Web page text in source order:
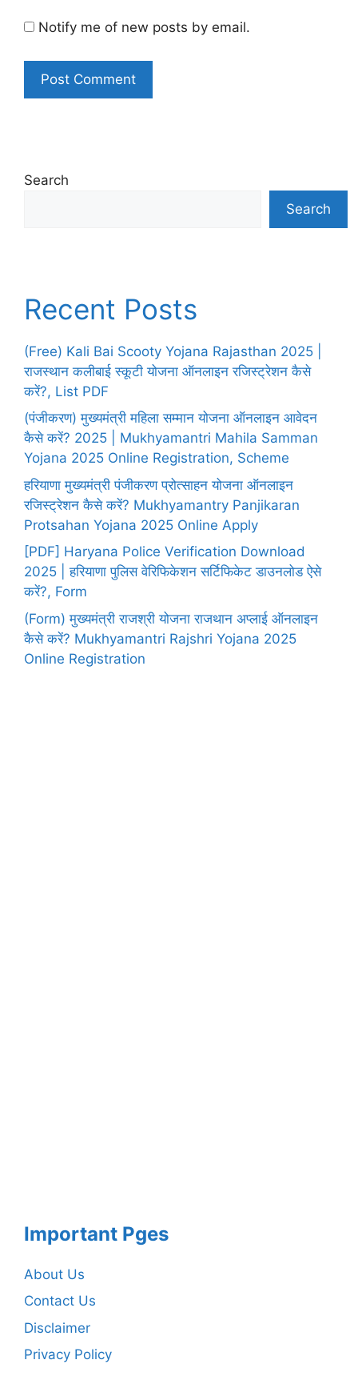
Notify me of new posts by email.
Search
Search
Recent Posts
(Free) Kali Bai Scooty Yojana Rajasthan 2025 |
राजस्थान कलीबाई स्कूटी योजना ऑनलाइन रजिस्ट्रेशन कैसे
करें?, List PDF
(पंजीकरण) मुख्यमंत्री महिला सम्मान योजना ऑनलाइन आवेदन
कैसे करें? 2025 | Mukhyamantri Mahila Samman
Yojana 2025 Online Registration, Scheme
हरियाणा मुख्यमंत्री पंजीकरण प्रोत्साहन योजना ऑनलाइन
रजिस्ट्रेशन कैसे करें? Mukhyamantry Panjikaran
Protsahan Yojana 2025 Online Apply
[PDF] Haryana Police Verification Download
2025 | हरियाणा पुलिस वेरिफिकेशन सर्टिफिकेट डाउनलोड ऐसे
करें?, Form
(Form) मुख्यमंत्री राजश्री योजना राजथान अप्लाई ऑनलाइन
कैसे करें? Mukhyamantri Rajshri Yojana 2025
Online Registration
Important Pges
About Us
Contact Us
Disclaimer
Privacy Policy